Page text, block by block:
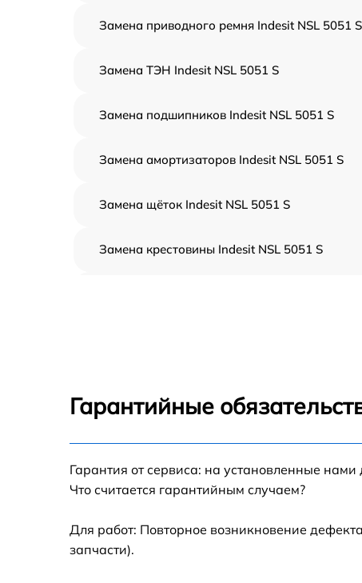
Замена приводного ремня Indesit NSL 5051 S
Замена ТЭН Indesit NSL 5051 S
Замена подшипников Indesit NSL 5051 S
Замена амортизаторов Indesit NSL 5051 S
Замена щёток Indesit NSL 5051 S
Замена крестовины Indesit NSL 5051 S
Замена УБЛ Indesit NSL 5051 S
5051 S
Гарантийные
Гарантия от сервиса: на установленные
Что считается гарантийным случаем?
Для работ: Повторное возникновение
запчасти).